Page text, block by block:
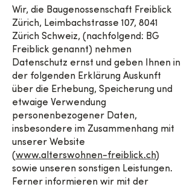
Wir, die Baugenossenschaft Freiblick
Zürich, Leimbachstrasse 107, 8041
Zürich Schweiz, (nachfolgend: BG
Freiblick genannt) nehmen
Datenschutz ernst und geben Ihnen in
der folgenden Erklärung Auskunft
über die Erhebung, Speicherung und
etwaige Verwendung
personenbezogener Daten,
insbesondere im Zusammenhang mit
unserer Website
(www.alterswohnen-freiblick.ch)
sowie unseren sonstigen Leistungen.
Ferner informieren wir mit der